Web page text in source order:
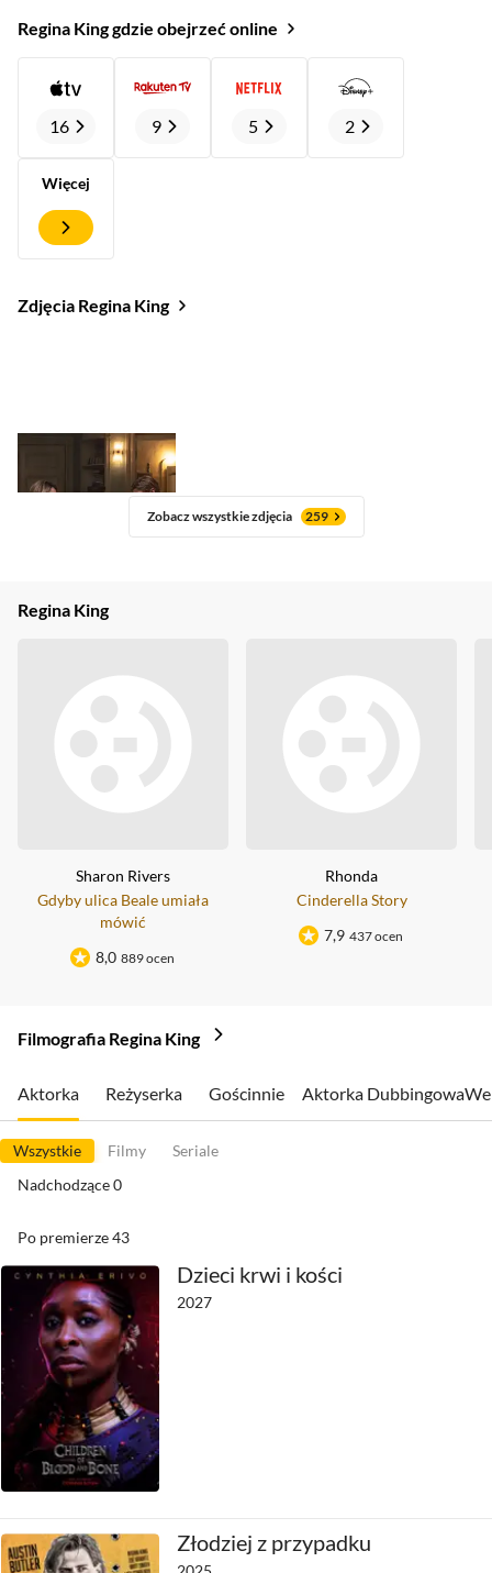
Regina King gdzie obejrzeć online
16 9 5 2
Więcej
Zdjęcia Regina King
Zobacz wszystkie zdjęcia 259
Regina King
Sharon Rivers
Gdyby ulica Beale umiała
mówić
8,0 889 ocen
Rhonda
Cinderella Story
7,9 437 ocen
Filmografia Regina King
Aktorka Reżyserka Gościnnie Aktorka Dubbingowa
Wszystkie Filmy
Seriale
Nadchodzące0
Po premierze43
Dzieci krwi i kości
2027
Złodziej z przypadku